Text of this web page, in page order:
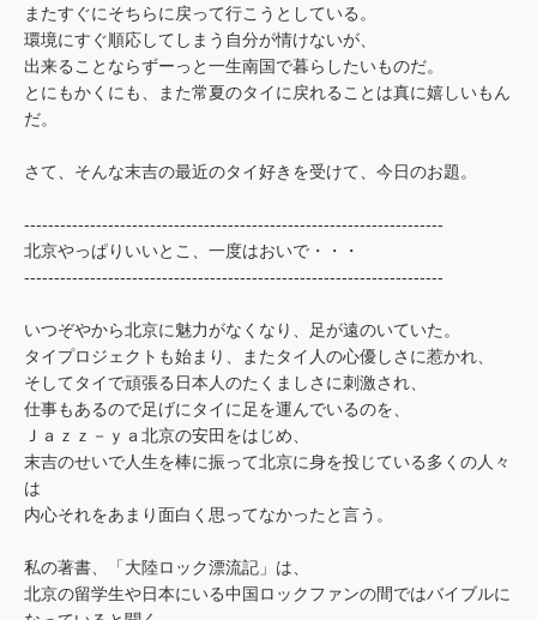
またすぐにそちらに戻って行こうとしている。
環境にすぐ順応してしまう自分が情けないが、
出来ることならずーっと一生南国で暮らしたいものだ。
とにもかくにも、また常夏のタイに戻れることは真に嬉しいもん
だ。
さて、そんな末吉の最近のタイ好きを受けて、今日のお題。
----------------------------------------------------------------------
北京やっぱりいいとこ、一度はおいで・・・
----------------------------------------------------------------------
いつぞやから北京に魅力がなくなり、足が遠のいていた。
タイプロジェクトも始まり、またタイ人の心優しさに惹かれ、
そしてタイで頑張る日本人のたくましさに刺激され、
仕事もあるので足げにタイに足を運んでいるのを、
Ｊａｚｚ－ｙａ北京の安田をはじめ、
末吉のせいで人生を棒に振って北京に身を投じている多くの人々
は
内心それをあまり面白く思ってなかったと言う。
私の著書、「大陸ロック漂流記」は、
北京の留学生や日本にいる中国ロックファンの間ではバイブルに